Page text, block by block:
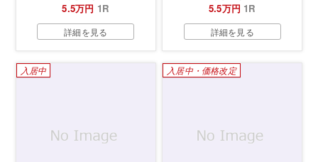
5.5万円 1R
詳細を見る
5.5万円 1R
詳細を見る
入居中 入居中・価格改定